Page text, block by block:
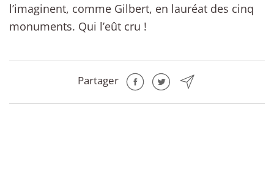
l’imaginent, comme Gilbert, en lauréat des cinq
monuments. Qui l’eût cru !
Partager